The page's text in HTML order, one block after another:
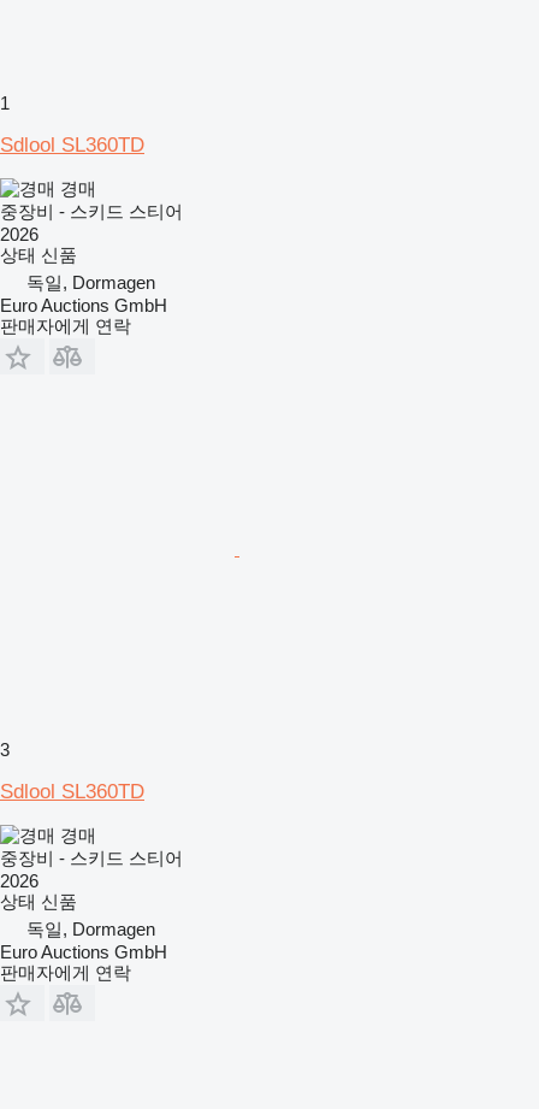
1
Sdlool SL360TD
경매
중장비 - 스키드 스티어
2026
상태 신품
독일, Dormagen
Euro Auctions GmbH
판매자에게 연락
3
Sdlool SL360TD
경매
중장비 - 스키드 스티어
2026
상태 신품
독일, Dormagen
Euro Auctions GmbH
판매자에게 연락